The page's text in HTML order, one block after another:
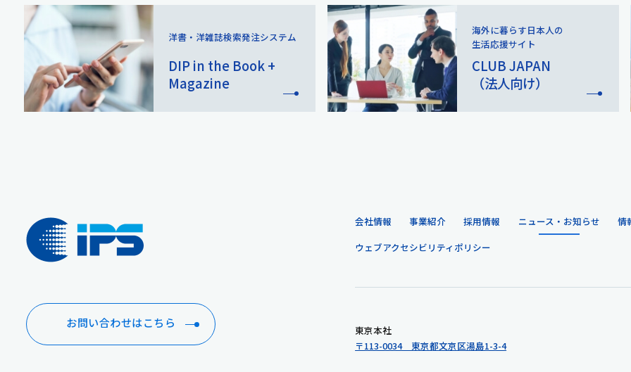
洋書・洋雑誌検索発注システム
DIP in the Book +
Magazine
海外に暮らす日本人の
生活応援サイト
CLUB JAPAN
（法人向け）
お問い合わせはこちら
会社情報 事業紹介 採用情報 ニュース・お知らせ
情
ウェブアクセシビリティポリシー
東京本社
〒113-0034 東京都文京区湯島1-3-4